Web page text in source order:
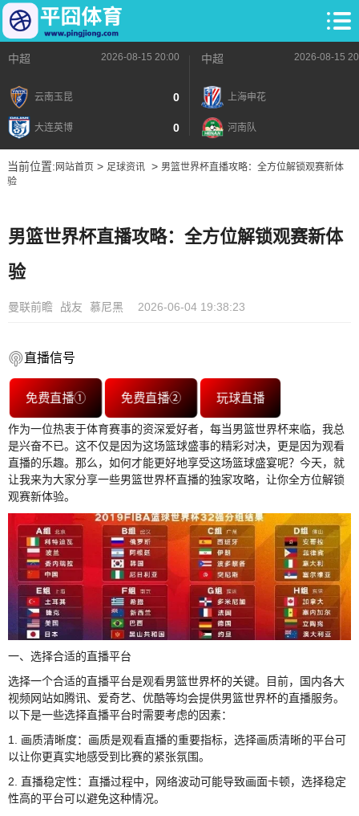
中超 2026-08-15 20:00
云南玉昆 0
大连英博 0
中超 2026-08-15
上海申花
河南队
当前位置: 网站首页> 足球资讯> 男篮世界杯直播攻略：全方位解锁观赛新体
验
男篮世界杯直播攻略：全方位解锁观赛新体
验
曼联前瞻 战友 慕尼黑 2026-06-04 19:38:23
直播信号
免费直播① 免费直播② 玩球直播
作为一位热衷于体育赛事的资深爱好者，每当男篮世界杯来临，我总
是兴奋不已。这不仅是因为这场篮球盛事的精彩对决，更是因为观看
直播的乐趣。那么，如何才能更好地享受这场篮球盛宴呢？今天，就
让我来为大家分享一些男篮世界杯直播的独家攻略，让你全方位解锁
观赛新体验。
一、选择合适的直播平台
选择一个合适的直播平台是观看男篮世界杯的关键。目前，国内各大
视频网站如腾讯、爱奇艺、优酷等均会提供男篮世界杯的直播服务。
以下是一些选择直播平台时需要考虑的因素：
1. 画质清晰度：画质是观看直播的重要指标，选择画质清晰的平台可
以让你更真实地感受到比赛的紧张氛围。
2. 直播稳定性：直播过程中，网络波动可能导致画面卡顿，选择稳定
性高的平台可以避免这种情况。